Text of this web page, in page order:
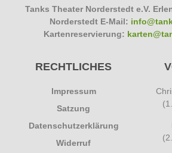
RECHTLICHES
Impressum
Satzung
Datenschutzerklärung
Widerruf
Tanks Theater Norderstedt e.V.
Norderstedt E-Mail:
Kartenreservierung: